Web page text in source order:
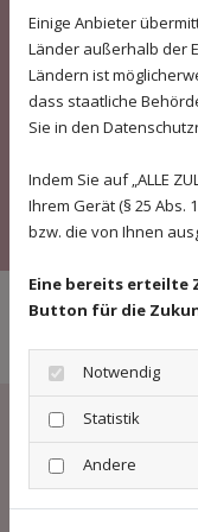
stoßen, wenden
g37.de.
Bildnachweis
Fotograf
Ihre
Physioteam Sabine
Privat +
Günterstalstraße 37
79102 Freiburg
Einige Anbieter
Länder außerhalb der
Ländern ist
dass staatliche
Sie in den
Indem Sie auf „ALLE
Ihrem Gerät (§ 25
bzw. die von Ihnen
Eine bereits erteilte
Button für die
Notwendig
Statistik
Andere